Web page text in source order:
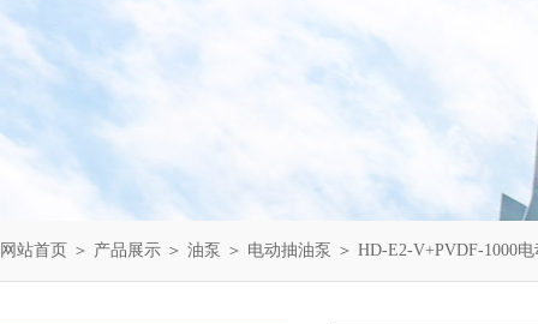
网站首页 ＞ 产品展示 ＞ 油泵 ＞ 电动抽油泵 ＞ HD-E2-V+PVDF-1000